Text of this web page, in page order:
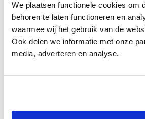
We plaatsen functionele cookies om
behoren te laten functioneren en
waarmee wij het gebruik van de
Ook delen we informatie met onze
media, adverteren en analyse.
Bankgarantie:
Huurder dient aan verhuurder een
bankgarantie te stellen of
grootte van drie maanden huur,
hierover verschuldigde
Jaarlijks, op basis van de wijziging
Locatie